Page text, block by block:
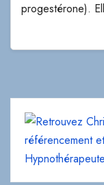
progestérone).